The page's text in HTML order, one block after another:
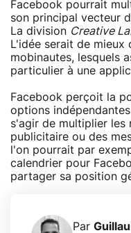
Facebook pourrait
son principal vecteur
La division Creative
L'idée serait de mieux
mobinautes, lesquels
particulier à une
Facebook perçoit la
options
s'agir de multiplier les
publicitaire ou des
l'on pourrait par
calendrier pour
partager sa position
Par